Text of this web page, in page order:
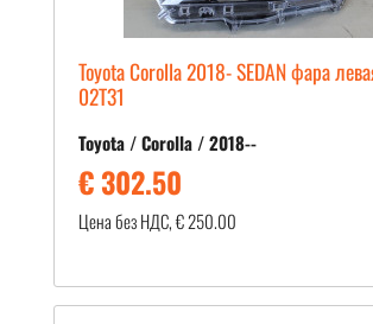
Toyota Corolla 2018- SEDAN фара
02T31
Toyota / Corolla / 2018--
€ 302.50
Цена без НДС, € 250.00